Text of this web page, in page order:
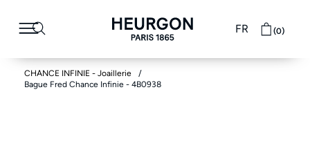
FR (0)
CHANCE INFINIE - Joaillerie
Bague Fred Chance Infinie - 4B0938